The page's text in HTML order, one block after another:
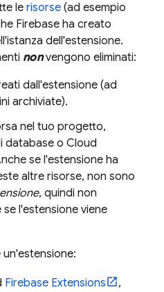
le risorse (ad esempio
Firebase ha creato
dell'estensione.
nonvengono eliminati:
dall'estensione (ad
archiviate).
nel tuo progetto,
database o Cloud
se l'estensione ha
altre risorse, non sono
, quindi non
l'estensione viene
Firebase Extensions
,